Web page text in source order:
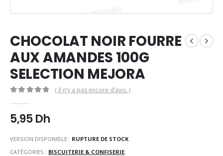
CHOCOLAT NOIR FOURRE
AUX AMANDES 100G
SELECTION MEJORA
( Il n’y a pas encore d’avis. )
5,95Dh
VERSION DISPONIBLE:: RUPTURE DE STOCK
CATÉGORIES : BISCUITERIE & CONFISERIE,